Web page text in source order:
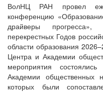
ВолНЦ РАН провел
конференцию
драйверы
перекрестных Годов
области образования
Центра и Академии
мероприятия
Академии
которых были